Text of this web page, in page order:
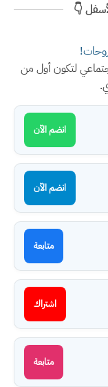
👇
لتكون أول من
انضم الآن
انضم الآن
متابعة
اشتراك
متابعة